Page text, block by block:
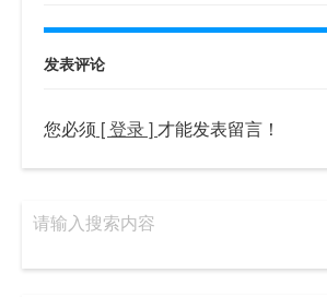
发表评论
您必须 [ 登录 ] 才能发表留言！
请输入搜索内容